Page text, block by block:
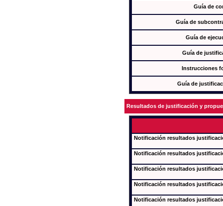
Guía de
Guía de
Guía de
Guía de
Instrucciones
Guía de
Resultados de justificación y
Notificación resultados
Notificación resultados
Notificación resultados
Notificación resultados
Notificación resultados